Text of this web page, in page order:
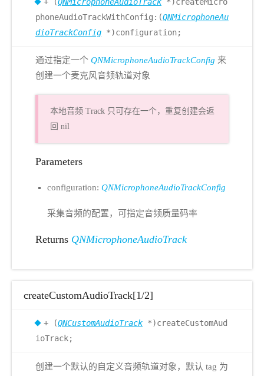
phoneAudioTrackWithConfig:(QNMicrophoneAu
dioTrackConfig *)configuration;
通过指定一个 QNMicrophoneAudioTrackConfig 来
创建一个麦克风音频轨道对象
本地音频 Track 只可存在一个，重复创建会返
回 nil
Parameters
configuration: QNMicrophoneAudioTrackConfig
采集音频的配置，可指定音频质量码率
Returns QNMicrophoneAudioTrack
createCustomAudioTrack[1/2]
+ (QNCustomAudioTrack *)createCustomAud
ioTrack;
创建一个默认的自定义音频轨道对象，默认 tag 为